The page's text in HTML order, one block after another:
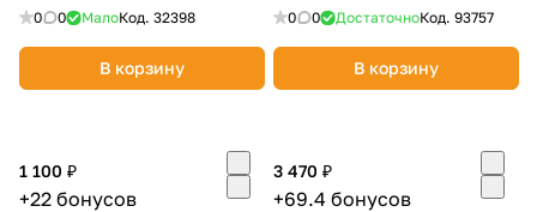
0 0 МалоКод. 32398
В корзину
0 0 ДостаточноКод. 93757
В корзину
1 100 ₽
+22 бонусов
3 470 ₽
+69.4 бонусов